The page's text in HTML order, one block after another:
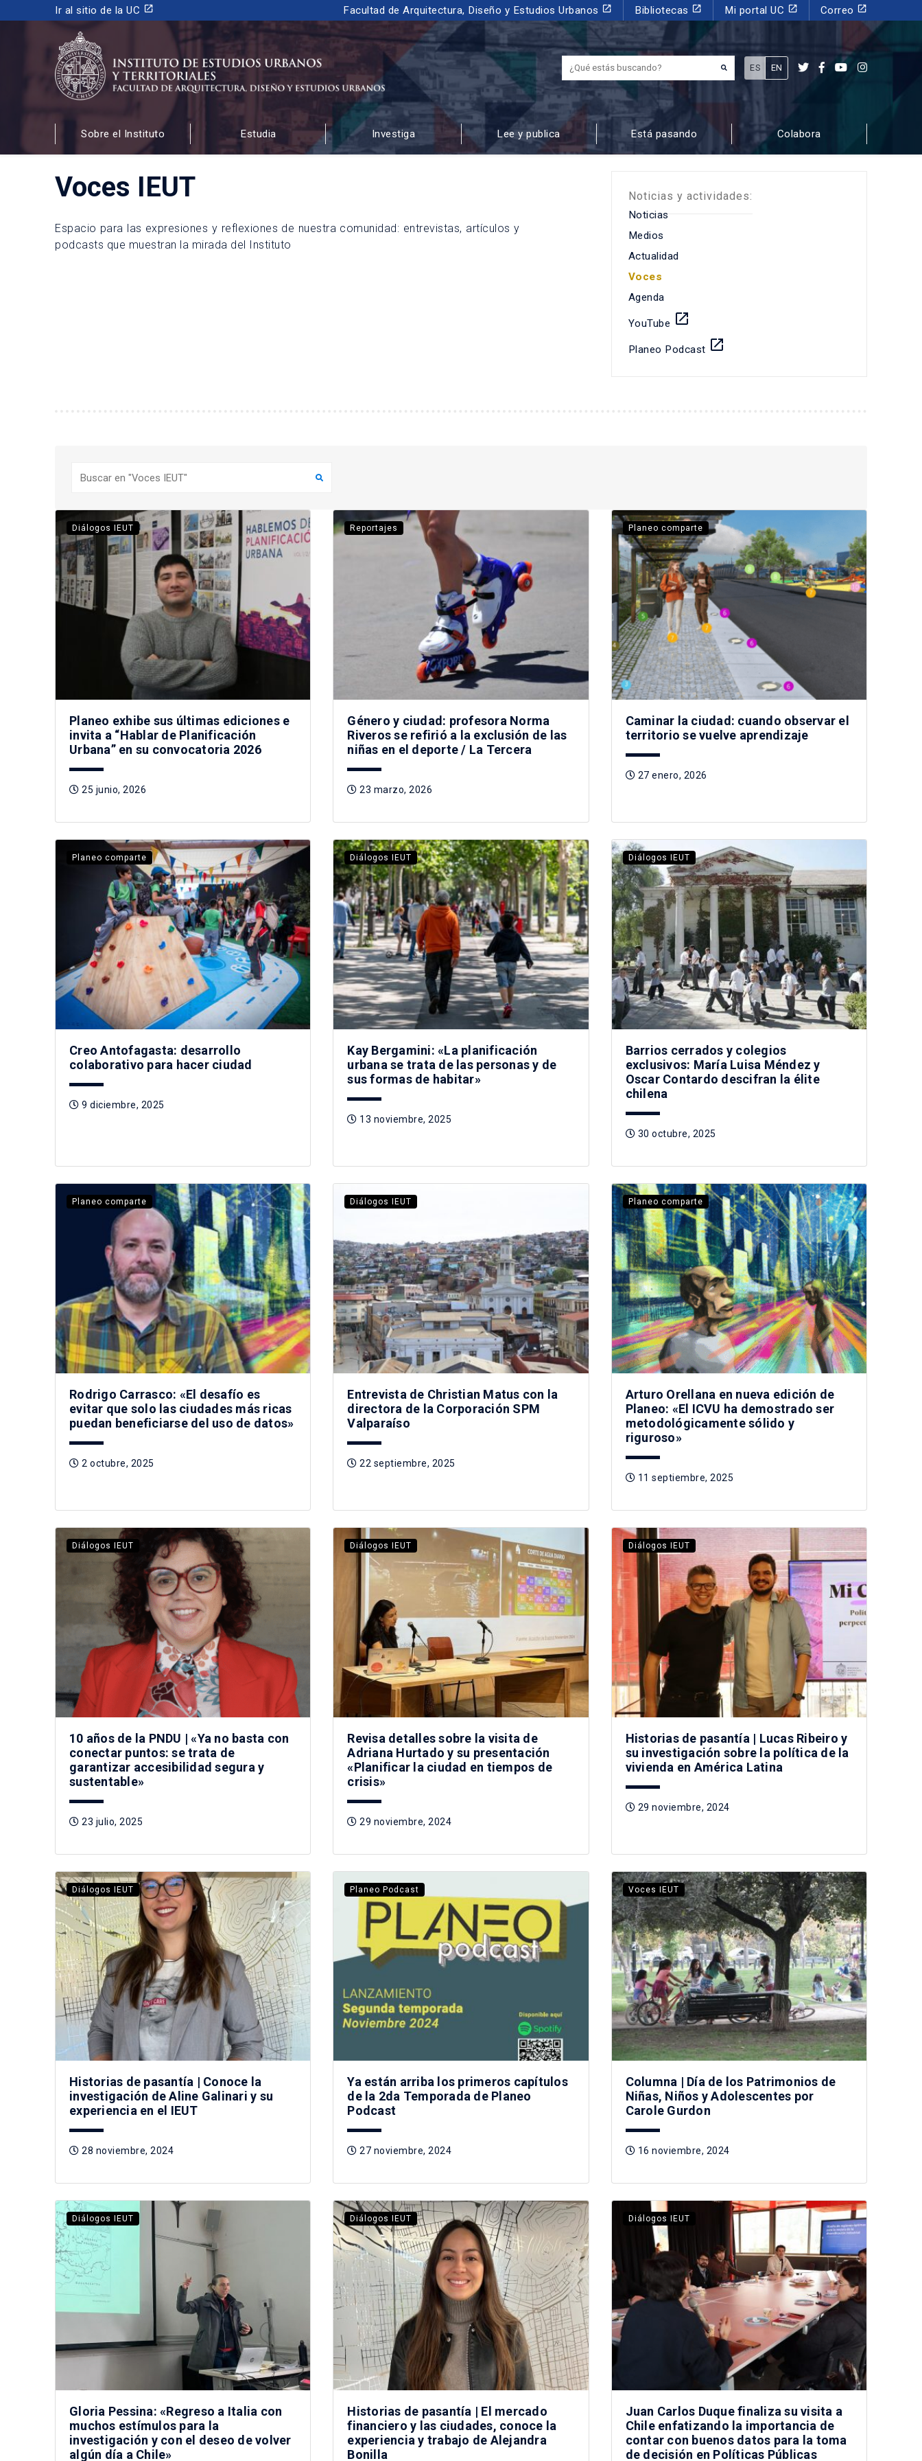
Ir al sitio de la UC launch Facultad de Arquitectura, Diseño y Estudios Urbanos launch Bibliotecas launch Mi portal UC launch Correo launch
INSTITUTO DE ESTUDIOS URBANOS
Y TERRITORIALES
FACULTAD DE ARQUITECTURA, DISEÑO Y ESTUDIOS URBANOS
¿Qué estás buscando?
ES EN
Sobre el Instituto Estudia Investiga Lee y publica Está pasando Colabora
Voces IEUT
Espacio para las expresiones y reflexiones de nuestra comunidad: entrevistas, artículos y
podcasts que muestran la mirada del Instituto
Noticias y actividades:
Noticias
Medios
Actualidad
Voces
Agenda
YouTube launch
Planeo Podcast launch
Diálogos IEUT
Planeo exhibe sus últimas ediciones e
invita a “Hablar de Planificación
Urbana” en su convocatoria 2026
25 junio, 2026
Reportajes
Género y ciudad: profesora Norma
Riveros se refirió a la exclusión de las
niñas en el deporte / La Tercera
23 marzo, 2026
Planeo comparte
Caminar la ciudad: cuando observar el
territorio se vuelve aprendizaje
27 enero, 2026
Planeo comparte
Creo Antofagasta: desarrollo
colaborativo para hacer ciudad
9 diciembre, 2025
Diálogos IEUT
Kay Bergamini: «La planificación
urbana se trata de las personas y de
sus formas de habitar»
13 noviembre, 2025
Diálogos IEUT
Barrios cerrados y colegios
exclusivos: María Luisa Méndez y
Oscar Contardo descifran la élite
chilena
30 octubre, 2025
Planeo comparte
Rodrigo Carrasco: «El desafío es
evitar que solo las ciudades más ricas
puedan beneficiarse del uso de datos»
2 octubre, 2025
Diálogos IEUT
Entrevista de Christian Matus con la
directora de la Corporación SPM
Valparaíso
22 septiembre, 2025
Planeo comparte
Arturo Orellana en nueva edición de
Planeo: «El ICVU ha demostrado ser
metodológicamente sólido y
riguroso»
11 septiembre, 2025
Diálogos IEUT
10 años de la PNDU | «Ya no basta con
conectar puntos: se trata de
garantizar accesibilidad segura y
sustentable»
23 julio, 2025
Diálogos IEUT
Revisa detalles sobre la visita de
Adriana Hurtado y su presentación
«Planificar la ciudad en tiempos de
crisis»
29 noviembre, 2024
Diálogos IEUT
Historias de pasantía | Lucas Ribeiro y
su investigación sobre la política de la
vivienda en América Latina
29 noviembre, 2024
Diálogos IEUT
Historias de pasantía | Conoce la
investigación de Aline Galinari y su
experiencia en el IEUT
28 noviembre, 2024
Planeo Podcast
Ya están arriba los primeros capítulos
de la 2da Temporada de Planeo
Podcast
27 noviembre, 2024
Voces IEUT
Columna | Día de los Patrimonios de
Niñas, Niños y Adolescentes por
Carole Gurdon
16 noviembre, 2024
Diálogos IEUT
Gloria Pessina: «Regreso a Italia con
muchos estímulos para la
investigación y con el deseo de volver
algún día a Chile»
Diálogos IEUT
Historias de pasantía | El mercado
financiero y las ciudades, conoce la
experiencia y trabajo de Alejandra
Bonilla
Diálogos IEUT
Juan Carlos Duque finaliza su visita a
Chile enfatizando la importancia de
contar con buenos datos para la toma
de decisión en Políticas Públicas